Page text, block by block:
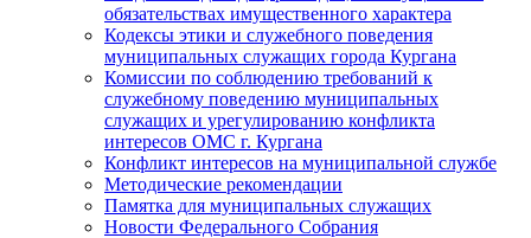
обязательствах имущественного характера
Кодексы этики и служебного поведения
муниципальных служащих города Кургана
Комиссии по соблюдению требований к
служебному поведению муниципальных
служащих и урегулированию конфликта
интересов ОМС г. Кургана
Конфликт интересов на муниципальной службе
Методические рекомендации
Памятка для муниципальных служащих
Новости Федерального Cобрания